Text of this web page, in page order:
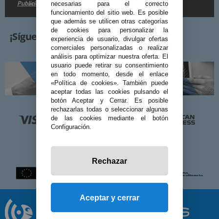
en la
Publicidad
¡Síguenos!
necesarias para el correcto
funcionamiento del sitio web. Es posible
que además se utilicen otras categorías
de cookies para personalizar la
experiencia de usuario, divulgar ofertas
comerciales personalizadas o realizar
análisis para optimizar nuestra oferta. El
usuario puede retirar su consentimiento
en todo momento, desde el enlace
«Política de cookies». También puede
aceptar todas las cookies pulsando el
botón Aceptar y Cerrar. Es posible
rechazarlas todas o seleccionar algunas
de las cookies mediante el botón
Configuración.
Rechazar
Aceptar y cerrar